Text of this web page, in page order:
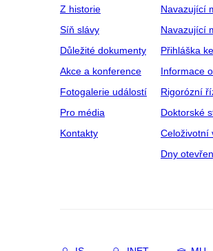
Z historie
Síň slávy
Důležité dokumenty
Akce a konference
Fotogalerie událostí
Pro média
Kontakty
Navazující
Navazující
Přihláška
Informace
Rigorózní
Doktorské
Celoživotní
Dny